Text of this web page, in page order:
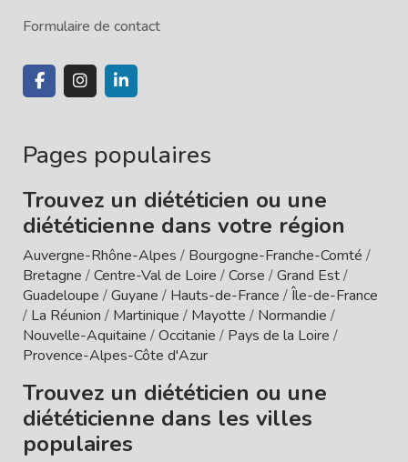
Formulaire de contact
Pages populaires
Trouvez un diététicien ou une
diététicienne dans votre région
Auvergne-Rhône-Alpes / Bourgogne-Franche-Comté /
Bretagne /Centre-Val de Loire /Corse /Grand Est/
Guadeloupe /Guyane / Hauts-de-France /Île-de-France
/ La Réunion / Martinique / Mayotte / Normandie /
Nouvelle-Aquitaine /Occitanie / Pays de la Loire /
Provence-Alpes-Côte d'Azur
Trouvez un diététicien ou une
diététicienne dans les villes
populaires